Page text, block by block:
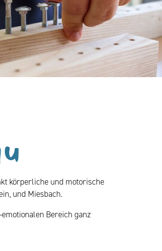
körperliche und motorische
und Miesbach.
Bereich ganz